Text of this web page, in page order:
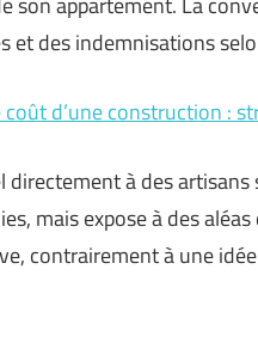
et des indemnisations
coût d’une construction :
directement à des
mais expose à des
contrairement à une